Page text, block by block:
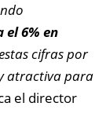
6% en
cifras por
atractiva para
el director